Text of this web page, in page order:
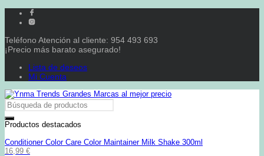
Teléfono Atención al cliente: 954 493 693
¡Precio más barato asegurado!
Lista de deseos
Mi Cuenta
Productos destacados
Conditioner Color Care Color Maintainer Milk Shake 300ml
16,99 €